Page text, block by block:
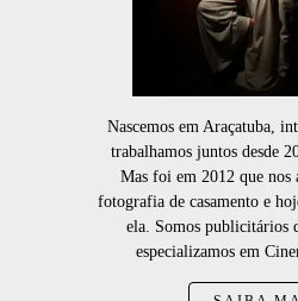
Nascemos em Araçatuba,
trabalhamos juntos desde
Mas foi em 2012 que nos
fotografia de casamento e
ela. Somos publicitários
especializamos em